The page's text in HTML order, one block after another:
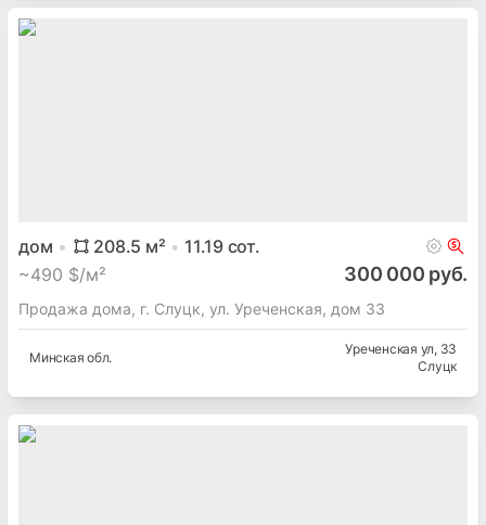
дом 208.5 м² 11.19сот.
~490 $/м² 300 000 руб.
Продажа дома, г. Слуцк, ул. Уреченская, дом 33
Минская обл.
Уреченская ул, 33
Слуцк